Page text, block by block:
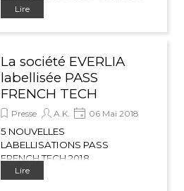
en hyper développement
Lire
La société EVERLIA
labellisée PASS
FRENCH TECH
Presse A.K. 06 Mai 2018
5 NOUVELLES
LABELLISATIONS PASS
FRENCH TECH 2018
Le Pass French Tech,
Lire